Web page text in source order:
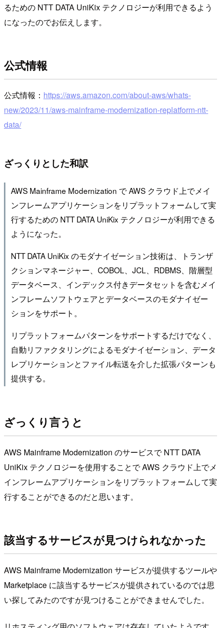
るための NTT DATA UniKix テクノロジーが利用できるよう
になったのでお伝えします。
公式情報
公式情報： https://aws.amazon.com/about-aws/whats-
new/2023/11/aws-mainframe-modernization-replatform-ntt-
data/
ざっくりとした和訳
AWS Mainframe Modernization で AWS クラウド上でメイ
ンフレームアプリケーションをリプラットフォームして実
行するための NTT DATA UniKix テクノロジーが利用できる
ようになった。
NTT DATA UniKix のモダナイゼーション技術は、トランザ
クションマネージャー、COBOL、JCL、RDBMS、階層型
データベース、インデックス付きデータセットを含むメイ
ンフレームソフトウェアとデータベースのモダナイゼー
ションをサポート。
リプラットフォームパターンをサポートするだけでなく、
自動リファクタリングによるモダナイゼーション、データ
レプリケーションとファイル転送を介した拡張パターンも
提供する。
ざっくり言うと
AWS Mainframe Modernization のサービスで NTT DATA
UniKix テクノロジーを使用することで AWS クラウド上でメ
インフレームアプリケーションをリプラットフォームして実
行することができるのだと思います。
該当するサービスが見つけられなかった
AWS Mainframe Modernization サービスが提供するツールや
Marketplace に該当するサービスが提供されているのでは思
い探してみたのですが見つけることができませんでした。